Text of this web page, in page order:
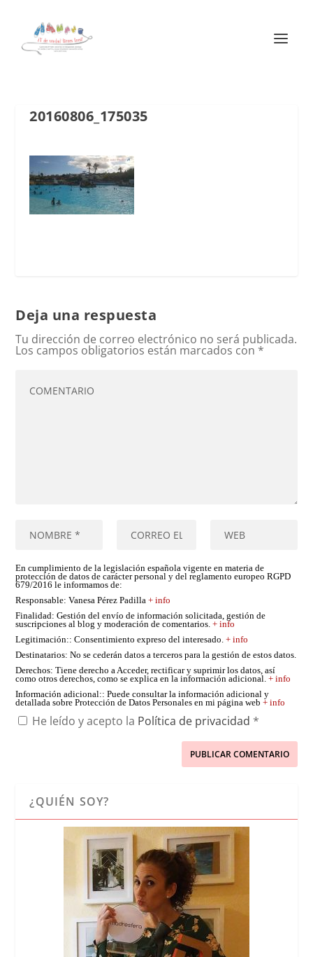
20160806_175035
Deja una respuesta
Tu dirección de correo electrónico no será publicada.
Los campos obligatorios están marcados con *
En cumplimiento de la legislación española vigente en materia de
protección de datos de carácter personal y del reglamento europeo RGPD
679/2016 le informamos de:
Responsable: Vanesa Pérez Padilla+ info
Finalidad: Gestión del envío de información solicitada, gestión de
suscripciones al blog y moderación de comentarios.+ info
Legitimación:: Consentimiento expreso del interesado.+ info
Destinatarios: No se cederán datos a terceros para la gestión de estos datos.
Derechos: Tiene derecho a Acceder, rectificar y suprimir los datos, así
como otros derechos, como se explica en la información adicional.+ info
Información adicional:: Puede consultar la información adicional y
detallada sobre Protección de Datos Personales en mi página web+ info
He leído y acepto la Política de privacidad *
¿QUIÉN SOY?